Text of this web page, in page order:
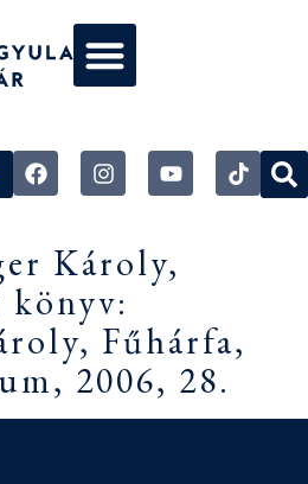
Károly,
Fűhárfa,
2006, 28.